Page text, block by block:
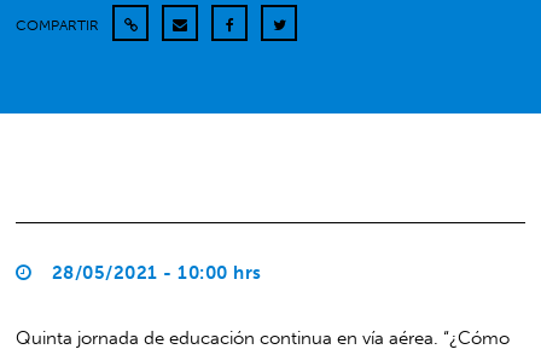
COMPARTIR
28/05/2021 - 10:00 hrs
Quinta jornada de educación continua en vía aérea. “¿Cómo